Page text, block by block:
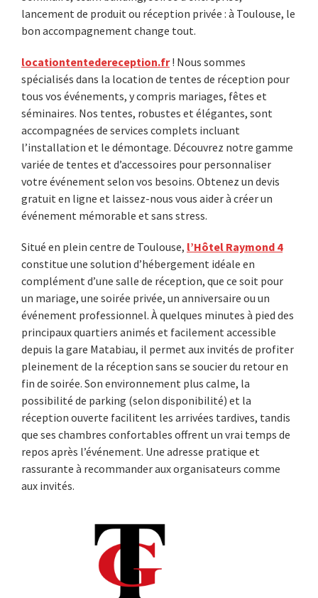
lancement de produit ou réception privée : à Toulouse, le
bon accompagnement change tout.
locationtentedereception.fr! Nous sommes
spécialisés dans la location de tentes de réception pour
tous vos événements, y compris mariages, fêtes et
séminaires. Nos tentes, robustes et élégantes, sont
accompagnées de services complets incluant
l’installation et le démontage. Découvrez notre gamme
variée de tentes et d’accessoires pour personnaliser
votre événement selon vos besoins. Obtenez un devis
gratuit en ligne et laissez-nous vous aider à créer un
événement mémorable et sans stress.
Situé en plein centre de Toulouse, l’Hôtel Raymond 4
constitue une solution d’hébergement idéale en
complément d’une salle de réception, que ce soit pour
un mariage, une soirée privée, un anniversaire ou un
événement professionnel. À quelques minutes à pied des
principaux quartiers animés et facilement accessible
depuis la gare Matabiau, il permet aux invités de profiter
pleinement de la réception sans se soucier du retour en
fin de soirée. Son environnement plus calme, la
possibilité de parking (selon disponibilité) et la
réception ouverte facilitent les arrivées tardives, tandis
que ses chambres confortables offrent un vrai temps de
repos après l’événement. Une adresse pratique et
rassurante à recommander aux organisateurs comme
aux invités.